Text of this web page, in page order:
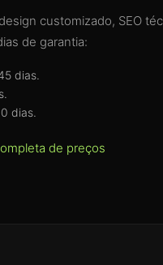
customizado, SEO
de garantia:
dias.
dias.
de preços